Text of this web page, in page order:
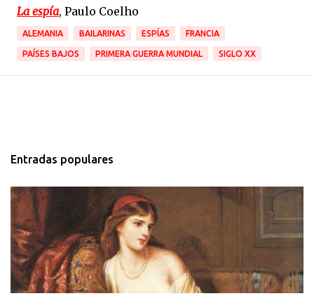
La espía, Paulo Coelho
ALEMANIA BAILARINAS ESPÍAS FRANCIA
PAÍSES BAJOS PRIMERA GUERRA MUNDIAL SIGLO XX
Entradas populares